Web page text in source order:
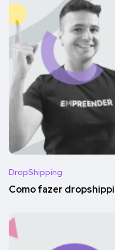
DropShipping
Como fazer